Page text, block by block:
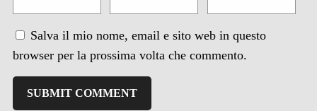
Salva il mio nome, email e sito web in questo
browser per la prossima volta che commento.